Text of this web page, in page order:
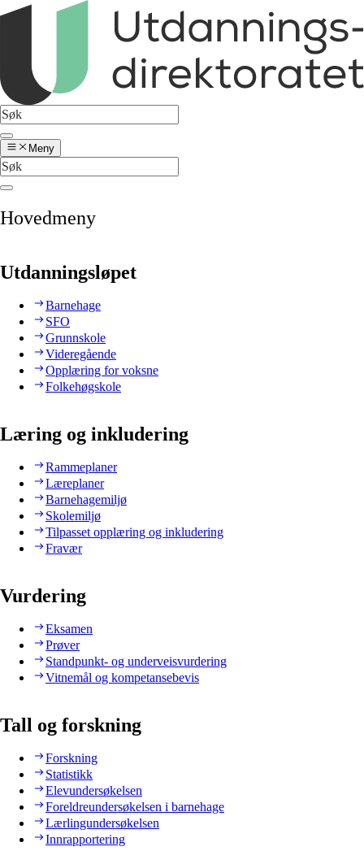
Meny
Hovedmeny
Utdanningsløpet
Barnehage
SFO
Grunnskole
Videregående
Opplæring for voksne
Folkehøgskole
Læring og inkludering
Rammeplaner
Læreplaner
Barnehagemiljø
Skolemiljø
Tilpasset opplæring og inkludering
Fravær
Vurdering
Eksamen
Prøver
Standpunkt- og underveisvurdering
Vitnemål og kompetansebevis
Tall og forskning
Forskning
Statistikk
Elevundersøkelsen
Foreldreundersøkelsen i barnehage
Lærlingundersøkelsen
Innrapportering